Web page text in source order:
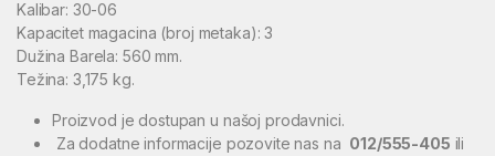
Kalibar: 30-06
Kapacitet magacina (broj metaka): 3
Dužina Barela: 560 mm.
Težina: 3,175 kg.
Proizvod je dostupan u našoj prodavnici.
Za dodatne informacije pozovite nas na 012/555-405 ili